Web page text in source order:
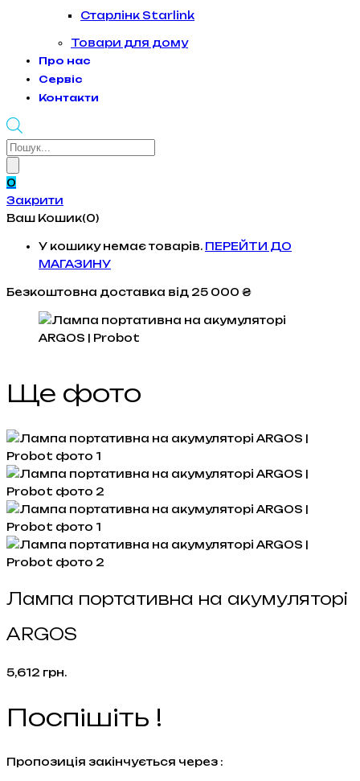
Старлінк Starlink
Товари для дому
Про нас
Сервіс
Контакти
Products
0
Закрити
Ваш Кошик(0)
У кошику немає товарів. ПЕРЕЙТИ ДО
МАГАЗИНУ
Безкоштовна доставка від 25 000 ₴
Ще фото
Лампа портативна на акумуляторі
ARGOS
5,612 грн.
Поспішіть !
Пропозиція закінчується через :